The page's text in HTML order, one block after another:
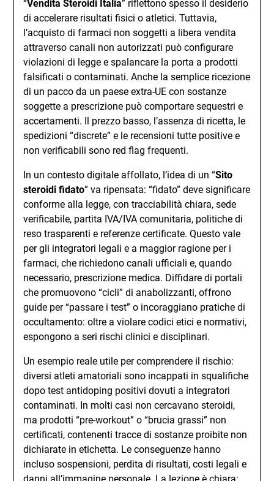
“Vendita Steroidi Italia” riflettono spesso il desiderio
di accelerare risultati fisici o atletici. Tuttavia,
l’acquisto di farmaci non soggetti a libera vendita
attraverso canali non autorizzati può configurare
violazioni di legge e spalancare la porta a prodotti
falsificati o contaminati. Anche la semplice ricezione
di un pacco da un paese extra-UE con sostanze
soggette a prescrizione può comportare sequestri e
accertamenti. Il prezzo basso, l’assenza di ricetta, le
spedizioni “discrete” e le recensioni tutte positive e
non verificabili sono red flag frequenti.
In un contesto digitale affollato, l’idea di un “Sito
steroidi fidato” va ripensata: “fidato” deve significare
conforme alla legge, con tracciabilità chiara, sede
verificabile, partita IVA/IVA comunitaria, politiche di
reso trasparenti e referenze certificate. Questo vale
per gli integratori legali e a maggior ragione per i
farmaci, che richiedono canali ufficiali e, quando
necessario, prescrizione medica. Diffidare di portali
che promuovono “cicli” di anabolizzanti, offrono
guide per “passare i test” o incoraggiano pratiche di
occultamento: oltre a violare codici etici e normativi,
espongono a seri rischi clinici e disciplinari.
Un esempio reale utile per comprendere il rischio:
diversi atleti amatoriali sono incappati in squalifiche
dopo test antidoping positivi dovuti a integratori
contaminati. In molti casi non cercavano steroidi,
ma prodotti “pre-workout” o “brucia grassi” non
certificati, contenenti tracce di sostanze proibite non
dichiarate in etichetta. Le conseguenze hanno
incluso sospensioni, perdita di risultati, costi legali e